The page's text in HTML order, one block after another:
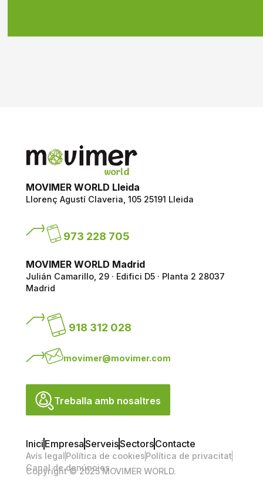
MOVIMER WORLD Lleida
Llorenç Agustí Claveria, 105 25191 Lleida
973 228 705
MOVIMER WORLD Madrid
Julián Camarillo, 29 · Edifici D5 · Planta 2 28037
Madrid
918 312 028
movimer@movimer.com
Treballa amb nosaltres
Inici EmpresaServeisSectorsContacte
Avís legalPolítica de cookiesPolítica de privacitat
Canal de denúncies
Copyright © 2025 MOVIMER WORLD.